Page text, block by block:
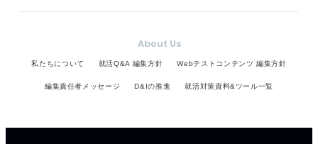
About Us
私たちについて 就活Q&A 編集方針 Webテストコンテンツ 編集方針
編集責任者メッセージ D&Iの推進 就活対策資料&ツール一覧